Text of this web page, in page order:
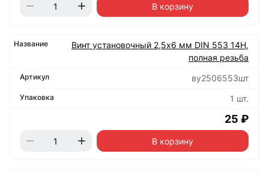
В корзину
Винт установочный 2,5х6 мм DIN 553 14Н,
полная резьба
ву2506553шт
1 шт.
25 ₽
В корзину